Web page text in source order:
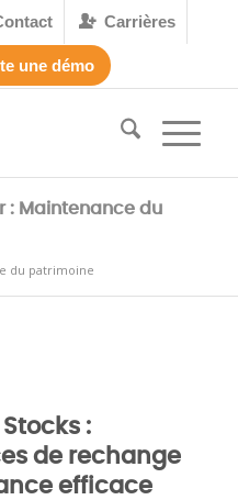
Carrières
une démo
: Maintenance du
du patrimoine
:
de rechange
efficace